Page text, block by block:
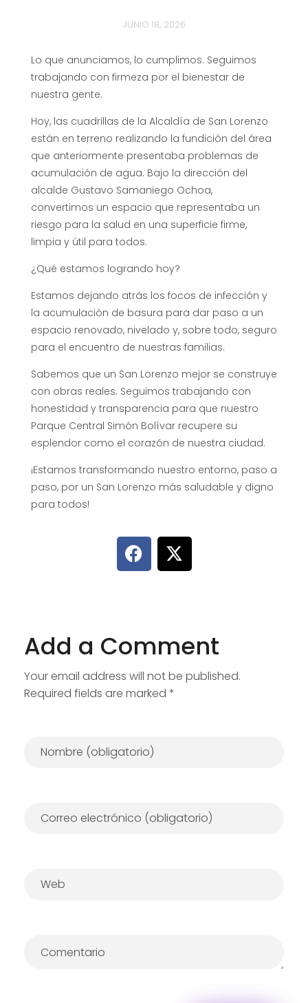
JUNIO 18, 2026
Lo que anunciamos, lo cumplimos. Seguimos
trabajando con firmeza por el bienestar de
nuestra gente.
Hoy, las cuadrillas de la Alcaldía de San Lorenzo
están en terreno realizando la fundición del área
que anteriormente presentaba problemas de
acumulación de agua. Bajo la dirección del
alcalde Gustavo Samaniego Ochoa,
convertimos un espacio que representaba un
riesgo para la salud en una superficie firme,
limpia y útil para todos.
¿Qué estamos logrando hoy?
Estamos dejando atrás los focos de infección y
la acumulación de basura para dar paso a un
espacio renovado, nivelado y, sobre todo, seguro
para el encuentro de nuestras familias.
Sabemos que un San Lorenzo mejor se construye
con obras reales. Seguimos trabajando con
honestidad y transparencia para que nuestro
Parque Central Simón Bolívar recupere su
esplendor como el corazón de nuestra ciudad.
¡Estamos transformando nuestro entorno, paso a
paso, por un San Lorenzo más saludable y digno
para todos!
Add a Comment
Your email address will not be published.
Required fields are marked *